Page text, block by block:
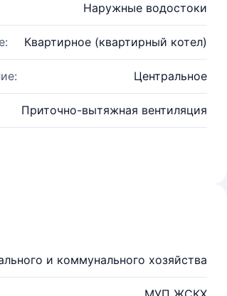
Наружные водостоки
Квартирное (квартирный котел)
Центральное
Приточно-вытяжная вентиляция
и коммунального хозяйства